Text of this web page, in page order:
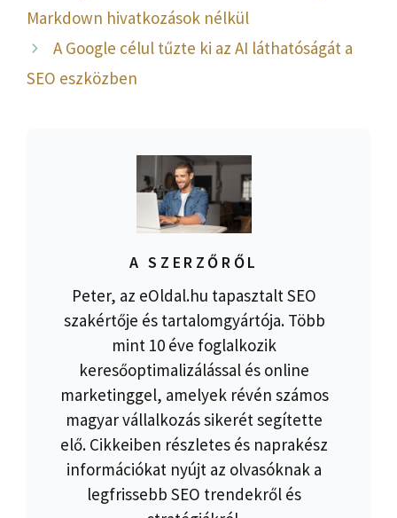
Markdown hivatkozások nélkül
A Google célul tűzte ki az AI láthatóságát a
SEO eszközben
A SZERZŐRŐL
Peter, az eOldal.hu tapasztalt SEO
szakértője és tartalomgyártója. Több
mint 10 éve foglalkozik
keresőoptimalizálással és online
marketinggel, amelyek révén számos
magyar vállalkozás sikerét segítette
elő. Cikkeiben részletes és naprakész
információkat nyújt az olvasóknak a
legfrissebb SEO trendekről és